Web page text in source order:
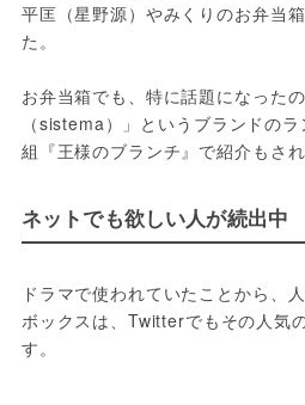
平匡（星野源）やみくりのお弁当
た。
お弁当箱でも、特に話題になった
（sistema）」というブランドの
組『王様のブランチ』で紹介もされ
ネットでも欲しい人が続出中
ドラマで使われていたことから、
ボックスは、Twitterでもその人気
す。